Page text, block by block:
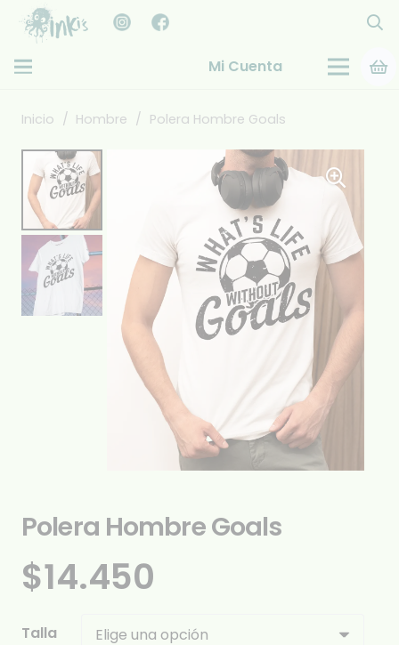
Mi Cuenta
Inicio / Hombre / Polera Hombre Goals
Polera Hombre Goals
$14.450
Talla